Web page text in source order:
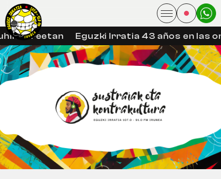
libreetan Eguzki Irratia 43 años en las